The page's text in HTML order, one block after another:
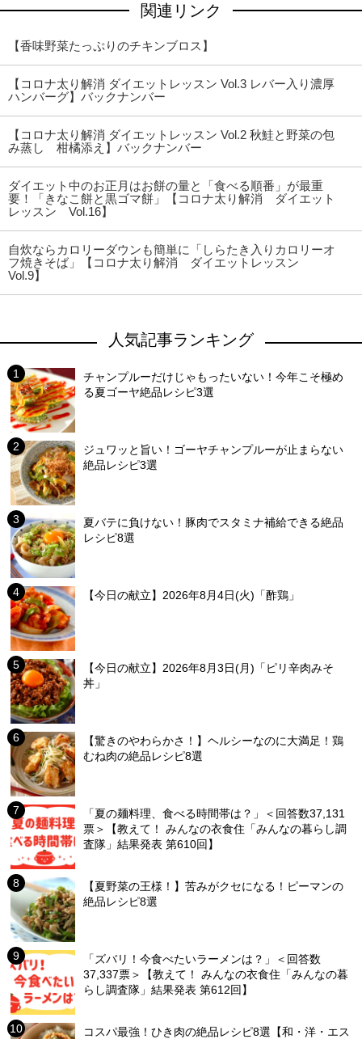
関連リンク
【香味野菜たっぷりのチキンブロス】
【コロナ太り解消 ダイエットレッスン Vol.3 レバー入り濃厚
ハンバーグ】バックナンバー
【コロナ太り解消 ダイエットレッスン Vol.2 秋鮭と野菜の包
み蒸し 柑橘添え】バックナンバー
ダイエット中のお正月はお餅の量と「食べる順番」が最重
要！「きなこ餅と黒ゴマ餅」【コロナ太り解消 ダイエット
レッスン Vol.16】
自炊ならカロリーダウンも簡単に「しらたき入りカロリーオ
フ焼きそば」【コロナ太り解消 ダイエットレッスン
Vol.9】
人気記事ランキング
チャンプルーだけじゃもったいない！今年こそ極め
る夏ゴーヤ絶品レシピ3選
ジュワッと旨い！ゴーヤチャンプルーが止まらない
絶品レシピ3選
夏バテに負けない！豚肉でスタミナ補給できる絶品
レシピ8選
【今日の献立】2026年8月4日(火)「酢鶏」
【今日の献立】2026年8月3日(月)「ピリ辛肉みそ
丼」
【驚きのやわらかさ！】ヘルシーなのに大満足！鶏
むね肉の絶品レシピ8選
「夏の麺料理、食べる時間帯は？」＜回答数37,131
票＞【教えて！ みんなの衣食住「みんなの暮らし調
査隊」結果発表 第610回】
【夏野菜の王様！】苦みがクセになる！ピーマンの
絶品レシピ8選
「ズバリ！今食べたいラーメンは？」＜回答数
37,337票＞【教えて！ みんなの衣食住「みんなの暮
らし調査隊」結果発表 第612回】
コスパ最強！ひき肉の絶品レシピ8選【和・洋・エス